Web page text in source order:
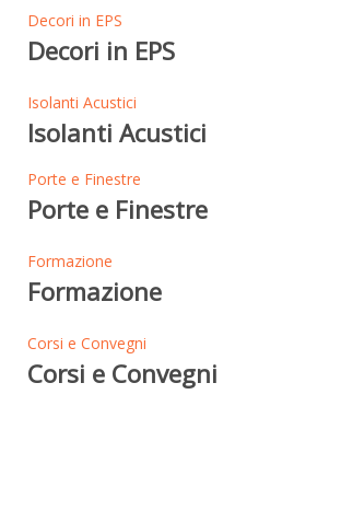
Decori in EPS
Decori in EPS
Isolanti Acustici
Isolanti Acustici
Porte e Finestre
Porte e Finestre
Formazione
Formazione
Corsi e Convegni
Corsi e Convegni